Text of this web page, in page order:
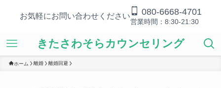
お気軽にお問い合わせください 080-6668-4701
営業時間：8:30-21:30
きたさわそらカウンセリング
ホーム 離婚 離婚回避